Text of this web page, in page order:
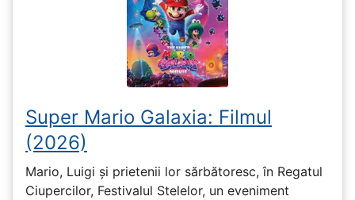
Super Mario Galaxia: Filmul
(2026)
Mario, Luigi și prietenii lor sărbătoresc, în Regatul
Ciupercilor, Festivalul Stelelor, un eveniment